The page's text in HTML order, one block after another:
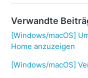
Verwandte
[Windows/macOS]
Home anzuzeigen
[Windows/macOS]